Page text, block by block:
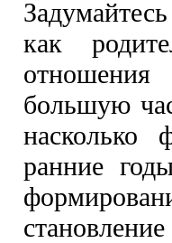
как
большую
насколько
ранние